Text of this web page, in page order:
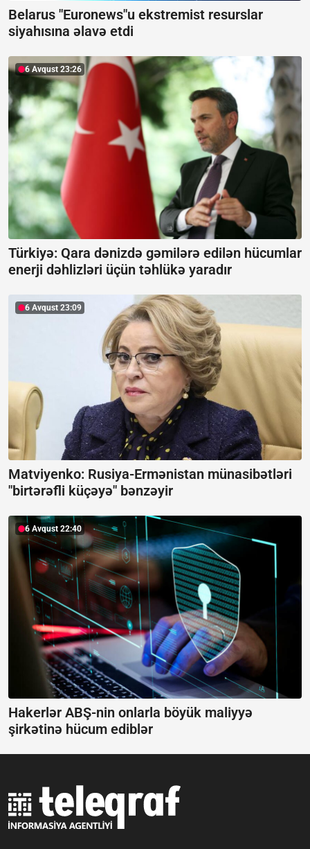
Belarus "Euronews"u ekstremist resurslar
siyahısına əlavə etdi
6 Avqust 23:26
Türkiyə: Qara dənizdə gəmilərə edilən hücumlar
enerji dəhlizləri üçün təhlükə yaradır
6 Avqust 23:09
Matviyenko: Rusiya-Ermənistan münasibətləri
"birtərəfli küçəyə" bənzəyir
6 Avqust 22:40
Hakerlər ABŞ-nin onlarla böyük maliyyə
şirkətinə hücum ediblər